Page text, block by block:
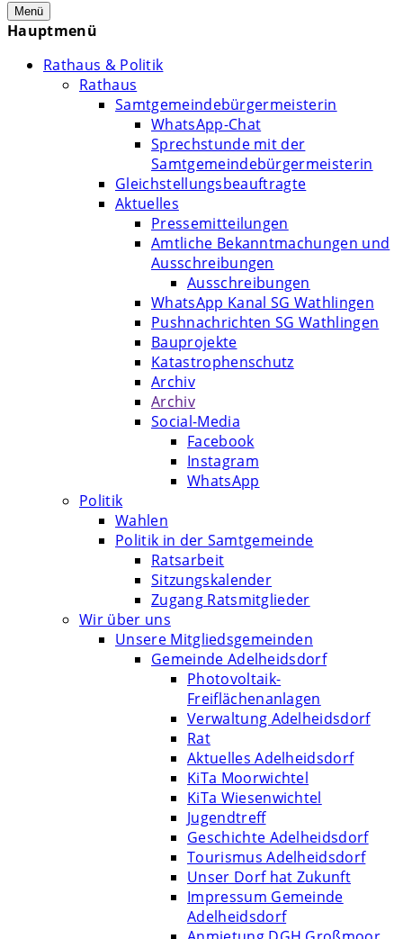
Menü
Hauptmenü
Rathaus & Politik
Rathaus
Samtgemeindebürgermeisterin
WhatsApp-Chat
Sprechstunde mit der
Samtgemeindebürgermeisterin
Gleichstellungsbeauftragte
Aktuelles
Pressemitteilungen
Amtliche Bekanntmachungen und
Ausschreibungen
Ausschreibungen
WhatsApp Kanal SG Wathlingen
Pushnachrichten SG Wathlingen
Bauprojekte
Katastrophenschutz
Archiv
Archiv
Social-Media
Facebook
Instagram
WhatsApp
Politik
Wahlen
Politik in der Samtgemeinde
Ratsarbeit
Sitzungskalender
Zugang Ratsmitglieder
Wir über uns
Unsere Mitgliedsgemeinden
Gemeinde Adelheidsdorf
Photovoltaik-
Freiflächenanlagen
Verwaltung Adelheidsdorf
Rat
Aktuelles Adelheidsdorf
KiTa Moorwichtel
KiTa Wiesenwichtel
Jugendtreff
Geschichte Adelheidsdorf
Tourismus Adelheidsdorf
Unser Dorf hat Zukunft
Impressum Gemeinde
Adelheidsdorf